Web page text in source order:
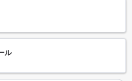
よいホットタブも完備されてお
がら、日々の疲れを忘れることが
めながらのひとときは、まさに贅
ウナも設置されており、体を芯か
効果を高め、身体のデトックスに
を利用することで、ヴィラ ガン エ
ものになること間違いありませ
ル